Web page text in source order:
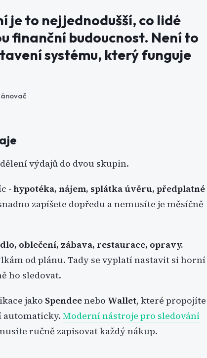
je to nejjednodušší, co lidé
finanční budoucnost. Není to
systému, který funguje
výdajů do dvou skupin.
- hypotéka, nájem, splátka úvěru, předplatné
zapíšete dopředu a nemusíte je měsíčně
oblečení, zábava, restaurace, opravy.
od plánu. Tady se vyplatí nastavit si horní
ho sledovat.
jako Spendeenebo Wallet, které propojíte
automaticky. Moderní nástroje pro sledování
ručně zapisovat každý nákup.